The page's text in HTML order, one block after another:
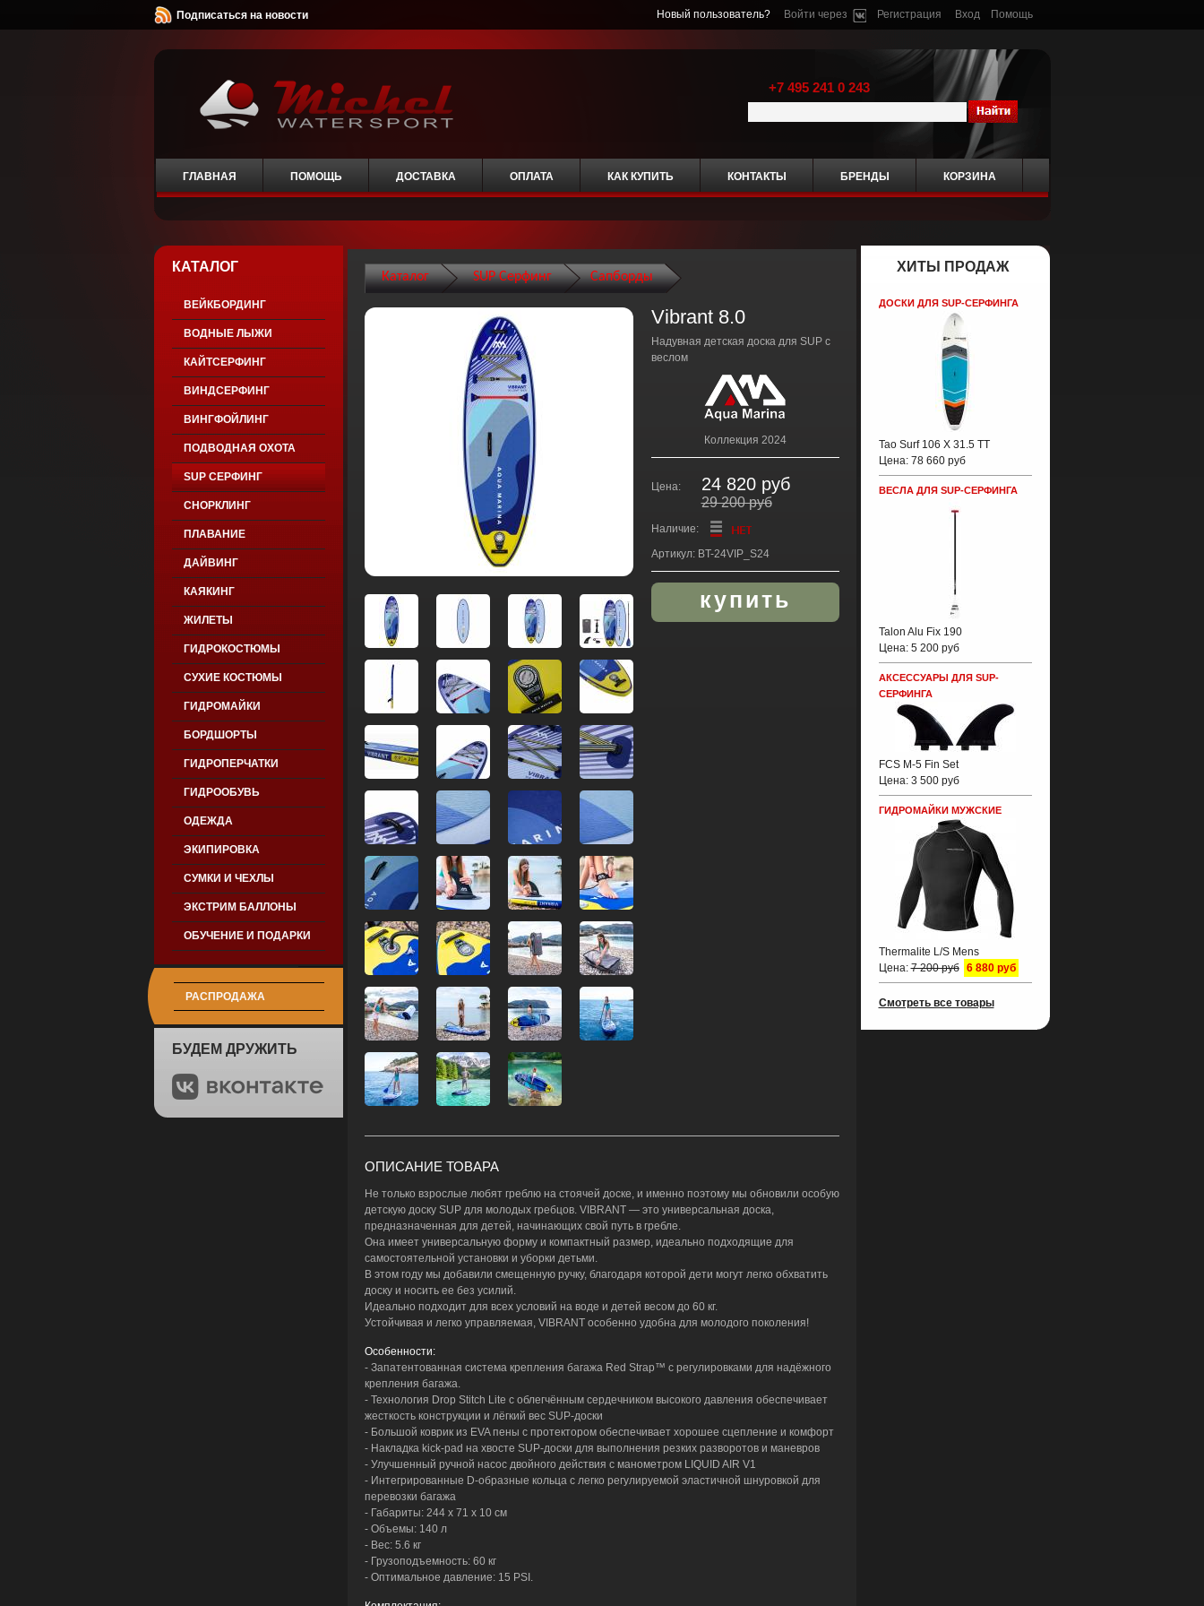
Подписаться на новости Новый пользователь? Войти через Регистрация Вход Помощь
+7 495 241 0 243
ГЛАВНАЯ ПОМОЩЬ ДОСТАВКА ОПЛАТА КАК КУПИТЬ КОНТАКТЫ БРЕНДЫ КОРЗИНА
КАТАЛОГ
ВЕЙКБОРДИНГ
ВОДНЫЕ ЛЫЖИ
КАЙТСЕРФИНГ
ВИНДСЕРФИНГ
ВИНГФОЙЛИНГ
ПОДВОДНАЯ ОХОТА
SUP СЕРФИНГ
СНОРКЛИНГ
ПЛАВАНИЕ
ДАЙВИНГ
КАЯКИНГ
ЖИЛЕТЫ
ГИДРОКОСТЮМЫ
СУХИЕ КОСТЮМЫ
ГИДРОМАЙКИ
БОРДШОРТЫ
ГИДРОПЕРЧАТКИ
ГИДРООБУВЬ
ОДЕЖДА
ЭКИПИРОВКА
СУМКИ И ЧЕХЛЫ
ЭКСТРИМ БАЛЛОНЫ
ОБУЧЕНИЕ И ПОДАРКИ
РАСПРОДАЖА
БУДЕМ ДРУЖИТЬ
ХИТЫ ПРОДАЖ
ДОСКИ ДЛЯ SUP-СЕРФИНГА
Tao Surf 106 X 31.5 TT
Цена: 78 660 руб
ВЕСЛА ДЛЯ SUP-СЕРФИНГА
Talon Alu Fix 190
Цена: 5 200 руб
АКСЕССУАРЫ ДЛЯ SUP-
СЕРФИНГА
FCS M-5 Fin Set
Цена: 3 500 руб
ГИДРОМАЙКИ МУЖСКИЕ
Thermalite L/S Mens
Цена:7 200 руб 6 880 руб
Смотреть все товары
Каталог SUP Серфинг Сапборды
Vibrant 8.0
Надувная детская доска для SUP с
веслом
Коллекция 2024
Цена: 24 820 руб
29 200 руб
Наличие:
Артикул: BT-24VIP_S24
ОПИСАНИЕ ТОВАРА
Не только взрослые любят греблю на стоячей доске, и именно поэтому мы обновили особую
детскую доску SUP для молодых гребцов. VIBRANT — это универсальная доска,
предназначенная для детей, начинающих свой путь в гребле.
Она имеет универсальную форму и компактный размер, идеально подходящие для
самостоятельной установки и уборки детьми.
В этом году мы добавили смещенную ручку, благодаря которой дети могут легко обхватить
доску и носить ее без усилий.
Идеально подходит для всех условий на воде и детей весом до 60 кг.
Устойчивая и легко управляемая, VIBRANT особенно удобна для молодого поколения!
Особенности:
- Запатентованная система крепления багажа Red Strap™ с регулировками для надёжного
крепления багажа.
- Технология Drop Stitch Lite с облегчённым сердечником высокого давления обеспечивает
жесткость конструкции и лёгкий вес SUP-доски
- Большой коврик из EVA пены с протектором обеспечивает хорошее сцепление и комфорт
- Накладка kick-pad на хвосте SUP-доски для выполнения резких разворотов и маневров
- Улучшенный ручной насос двойного действия с манометром LIQUID AIR V1
- Интегрированные D-образные кольца с легко регулируемой эластичной шнуровкой для
перевозки багажа
- Габариты: 244 х 71 х 10 см
- Объемы: 140 л
- Вес: 5.6 кг
- Грузоподъемность: 60 кг
- Оптимальное давление: 15 PSI.